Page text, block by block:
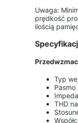
Uwaga:
prędkość
ilością
Typ
THD